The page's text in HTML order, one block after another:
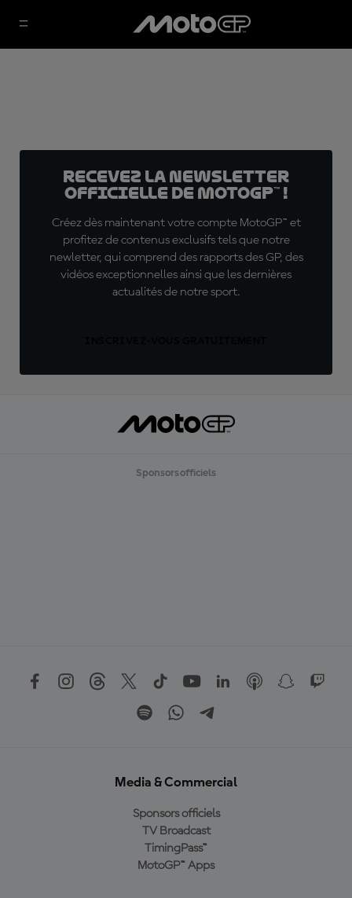
Recevez la Newsletter
officielle de MotoGP™ !
Créez dès maintenant votre compte MotoGP™ et
profitez de contenus exclusifs tels que notre
newletter, qui comprend des rapports des GP, des
vidéos exceptionnelles ainsi que les dernières
actualités de notre sport.
Sponsors officiels
Media & Commercial
Sponsors officiels
TV Broadcast
TimingPass™
MotoGP™ Apps